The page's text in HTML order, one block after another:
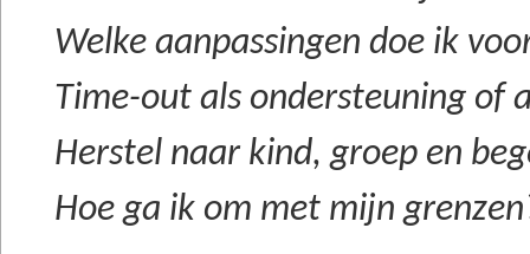
Welke aanpassingen doe ik
Time-out als ondersteuning of
Herstel naar kind, groep en
Hoe ga ik om met mijn